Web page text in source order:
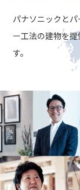
パナソニックとパ
ー工法の建物を
す。